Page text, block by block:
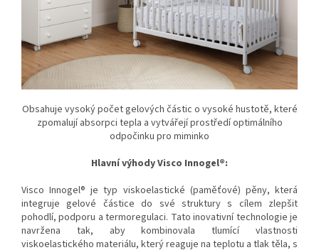
Obsahuje vysoký počet gelových částic o vysoké hustotě, které
zpomalují absorpci tepla a vytvářejí prostředí optimálního
odpočinku pro miminko
Hlavní výhody Visco Innogel®:
Visco Innogel® je typ viskoelastické (paměťové) pěny, která
integruje gelové částice do své struktury s cílem zlepšit
pohodlí, podporu a termoregulaci. Tato inovativní technologie je
navržena tak, aby kombinovala tlumící vlastnosti
viskoelastického materiálu, který reaguje na teplotu a tlak těla, s